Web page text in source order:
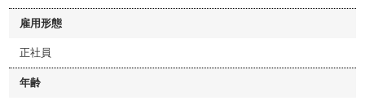
雇用形態
正社員
年齢